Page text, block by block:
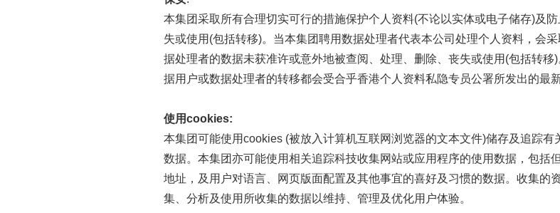
本集团采取所有合理切实可行的措施保护个人资料(不论以实体或电子储存)及
失或使用(包括转移)。当本集团聘用数据处理者代表本公司处理个人资料，会
据处理者的数据未获准许或意外地被查阅、处理、删除、丧失或使用(包括转
据用户或数据处理者的转移都会受合乎香港个人资料私隐专员公署所发出的最
使用cookies:
本集团可能使用cookies (被放入计算机互联网浏览器的文本文件)储存及追踪
数据。本集团亦可能使用相关追踪科技收集网站或应用程序的使用数据，包括
地址，及用户对语言、网页版面配置及其他事宜的喜好及习惯的数据。收集的
集、分析及使用所收集的数据以维持、管理及优化用户体验。